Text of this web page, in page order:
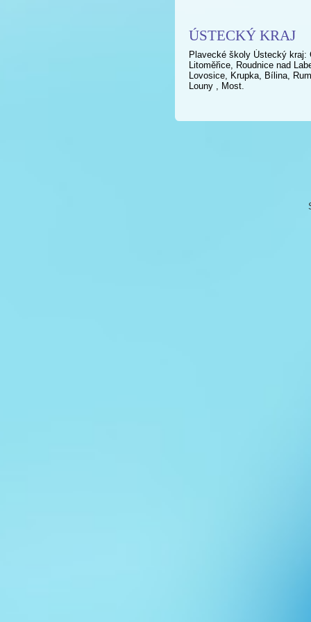
ÚSTECKÝ KRAJ
Plavecké školy Ústecký kraj:
Litoměřice, Roudnice nad
Lovosice, Krupka, Bílina,
Louny , Most.